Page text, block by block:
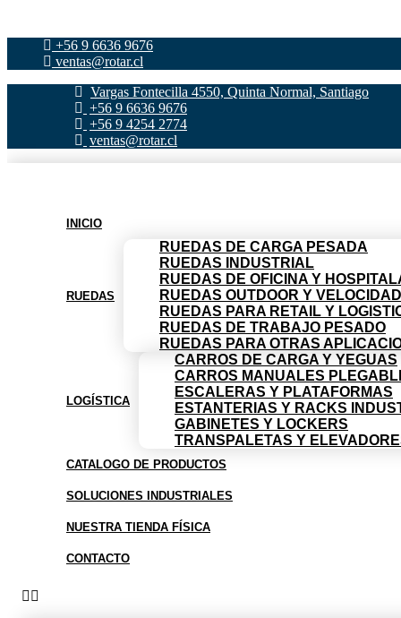
+56 9 6636 9676
ventas@rotar.cl
Vargas Fontecilla 4550, Quinta Normal, Santiago
+56 9 6636 9676
+56 9 4254 2774
ventas@rotar.cl
INICIO
RUEDAS
RUEDAS DE CARGA PESADA
RUEDAS INDUSTRIAL
RUEDAS DE OFICINA Y
RUEDAS OUTDOOR Y VELOCIDAD
RUEDAS PARA RETAIL Y
RUEDAS DE TRABAJO PESADO
RUEDAS PARA OTRAS
LOGÍSTICA
CARROS DE CARGA Y YEGUAS
CARROS MANUALES
ESCALERAS Y PLATAFORMAS
ESTANTERIAS Y RACKS
GABINETES Y LOCKERS
TRANSPALETAS Y
CATALOGO DE PRODUCTOS
SOLUCIONES INDUSTRIALES
NUESTRA TIENDA FÍSICA
CONTACTO